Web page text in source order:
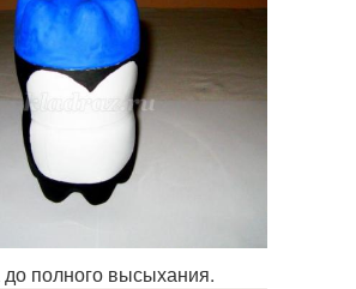
до полного высыхания.